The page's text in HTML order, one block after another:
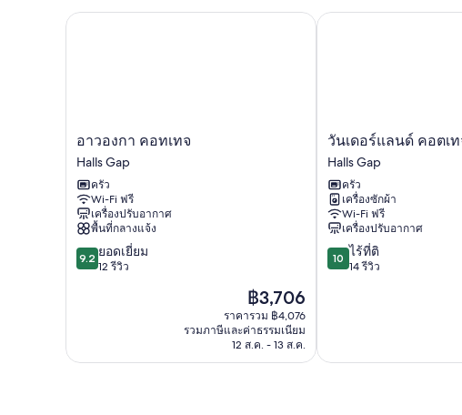
สิ่ง
อาว
องกา
คอ
ทเทจ
Halls
Gap
อาวองกา คอทเทจ
Halls Gap
ครัว
Wi-Fi ฟรี
เครื่องปรับอากาศ
พื้นที่กลางแจ้ง
9.2
จาก
9.2 ยอดเยี่ยม
12 รีวิว
ราคา
ปัจจุบัน
คือ
฿3,706
฿3,706
ราคารวม ฿4,076
รวมภาษีและค่าธรรมเนียม
12 ส.ค. - 13 ส.ค.
อาวองกา คอทเทจ
วัน
เด
อร์
แลนด์
คอต
เท
จเจส
Halls
Gap
วันเดอร์แลนด์ คอตเท
Halls Gap
ครัว
เครื่องซักผ้า
Wi-Fi ฟรี
เครื่องปรับอากาศ
10.0
จาก
รีวิว
10 ไร้ที่ติ
14 รีวิว
วันเดอร์แลนด์ คอตเทจเ